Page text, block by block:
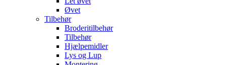
Øvet
Tilbehør
Broderitilbehør
Tilbehør
Hjælpemidler
Lys og Lup